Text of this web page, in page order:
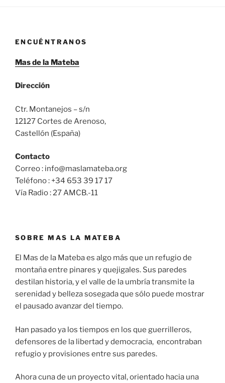
ENCUÉNTRANOS
Mas de la Mateba
Dirección
Ctr. Montanejos – s/n
12127 Cortes de Arenoso,
Castellón (España)
Contacto
Correo : info@maslamateba.org
Teléfono : +34 653 39 17 17
Vía Radio : 27 AMCB.-11
SOBRE MAS LA MATEBA
El Mas de la Mateba es algo más que un refugio de
montaña entre pinares y quejigales. Sus paredes
destilan historia, y el valle de la umbría transmite la
serenidad y belleza sosegada que sólo puede mostrar
el pausado avanzar del tiempo.
Han pasado ya los tiempos en los que guerrilleros,
defensores de la libertad y democracia, encontraban
refugio y provisiones entre sus paredes.
Ahora cuna de un proyecto vital, orientado hacia una